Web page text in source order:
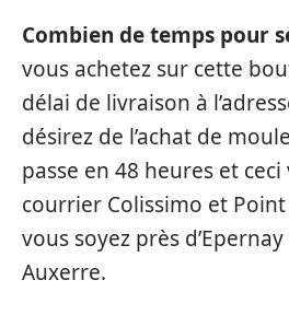
Combien de temps pour
vous achetez sur cette
délai de livraison à
désirez de l’achat de
passe en 48 heures et
courrier Colissimo et
vous soyez près
Auxerre.